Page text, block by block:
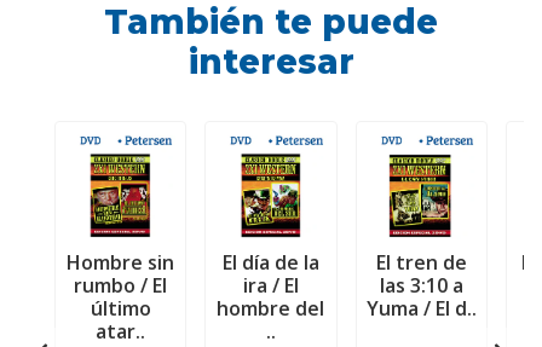
También te puede
interesar
Hombre sin
rumbo / El
último
atar..
El día de la
ira / El
hombre del
..
El tren de
las 3:10 a
Yuma / El d..